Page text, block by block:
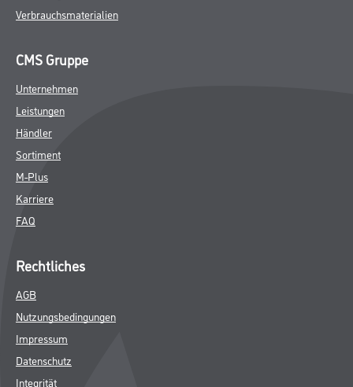
Verbrauchsmaterialien
CMS Gruppe
Unternehmen
Leistungen
Händler
Sortiment
M-Plus
Karriere
FAQ
Rechtliches
AGB
Nutzungsbedingungen
Impressum
Datenschutz
Integrität